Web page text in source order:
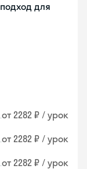
для
от 2282 ₽ / урок
от 2282 ₽ / урок
от 2282 ₽ / урок